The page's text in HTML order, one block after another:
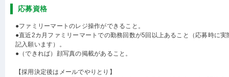
応募資格
●ファミリーマートのレジ操作ができること。
●直近2カ月ファミリーマートでの勤務回数が5回以上あること（応募時に
記入願います）。
●（できれば）顔写真の掲載があること。
【採用決定後はメールでやりとり】